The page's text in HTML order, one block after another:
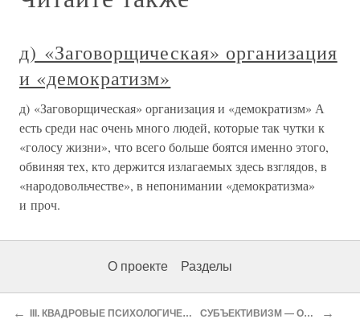
д) «Заговорщическая» организация
и «демократизм»
д) «Заговорщическая» организация и «демократизм» А
есть среди нас очень много людей, которые так чутки к
«голосу жизни», что всего больше боятся именно этого,
обвиняя тех, кто держится излагаемых здесь взглядов, в
«народовольчестве», в непонимании «демократизма»
и проч.
О проекте Разделы
← III. КВАДРОВЫЕ ПСИХОЛОГИЧЕСКИЕ ПРИЗНАКИ: СУБЪЕКТИВИЗМ — ОБЪЕКТИВИЗМ →